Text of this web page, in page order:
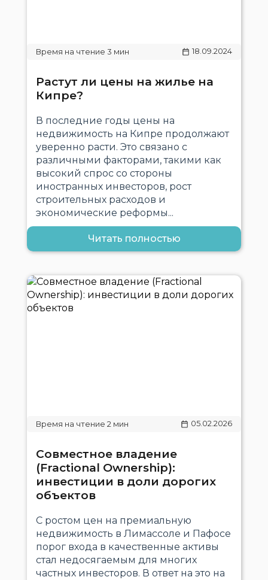
18.09.2024
Растут ли цены на жилье на
Кипре?
В последние годы цены на
недвижимость на Кипре продолжают
уверенно расти. Это связано с
различными факторами, такими как
высокий спрос со стороны
иностранных инвесторов, рост
строительных расходов и
экономические реформы...
Читать полностью
05.02.2026
Совместное владение
(Fractional Ownership):
инвестиции в доли дорогих
объектов
С ростом цен на премиальную
недвижимость в Лимассоле и Пафосе
порог входа в качественные активы
стал недосягаемым для многих
частных инвесторов. В ответ на это на